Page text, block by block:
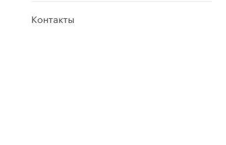
Контакты